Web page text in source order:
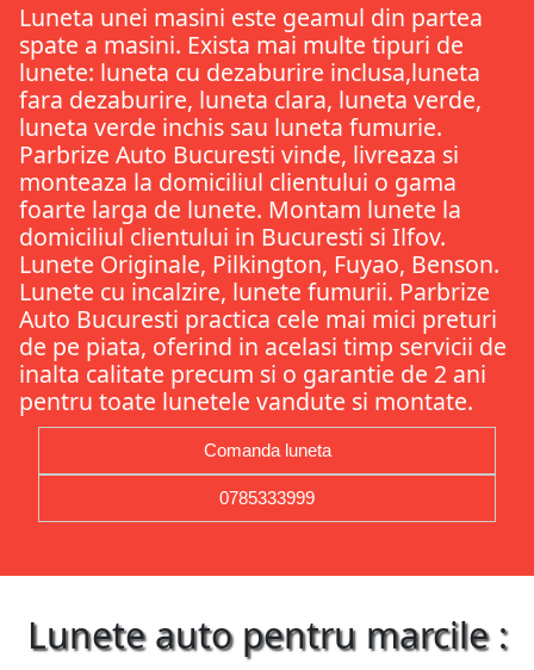
Luneta unei masini este geamul din partea
spate a masini. Exista mai multe tipuri de
lunete: luneta cu dezaburire inclusa,luneta
fara dezaburire, luneta clara, luneta verde,
luneta verde inchis sau luneta fumurie.
Parbrize Auto Bucuresti vinde, livreaza si
monteaza la domiciliul clientului o gama
foarte larga de lunete. Montam lunete la
domiciliul clientului in Bucuresti si Ilfov.
Lunete Originale, Pilkington, Fuyao, Benson.
Lunete cu incalzire, lunete fumurii. Parbrize
Auto Bucuresti practica cele mai mici preturi
de pe piata, oferind in acelasi timp servicii de
inalta calitate precum si o garantie de 2 ani
pentru toate lunetele vandute si montate.
Comanda luneta
0785333999
Lunete auto pentru marcile :